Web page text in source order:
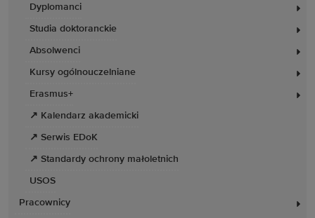
Dyplomanci
Studia doktoranckie
Absolwenci
Kursy ogólnouczelniane
Erasmus+
↗ Kalendarz akademicki
↗ Serwis EDoK
↗ Standardy ochrony małoletnich
USOS
Pracownicy